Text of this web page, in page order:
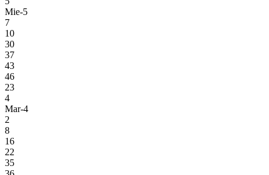
Mie-5
7
10
30
37
43
46
23
4
Mar-4
2
8
16
22
35